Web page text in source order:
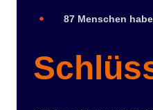
87 Menschen